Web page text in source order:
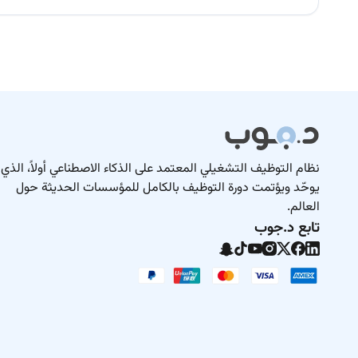
نظام التوظيف التشغيلي المعتمد على الذكاء الاصطناعي أولاً، الذي
يوحّد ويؤتمت دورة التوظيف بالكامل للمؤسسات الحديثة حول
العالم.
تابع د.جوب